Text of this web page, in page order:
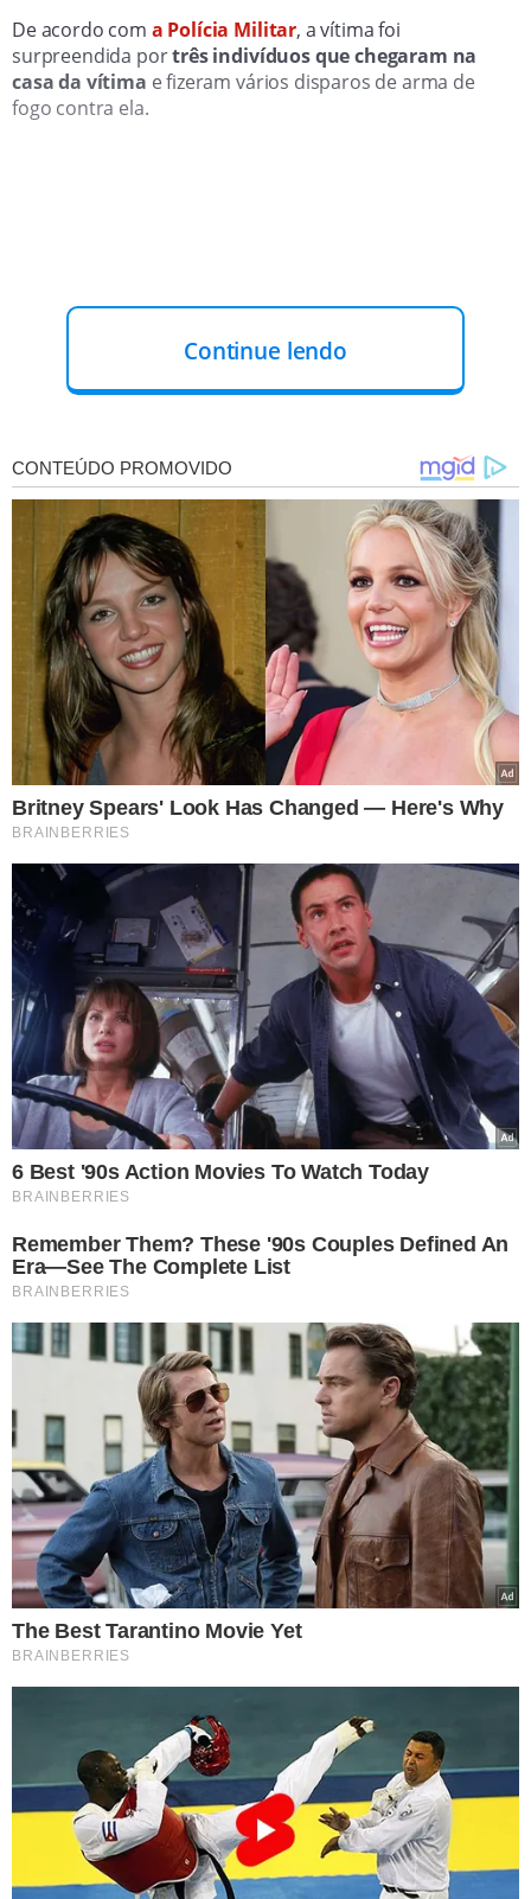
De acordo com a Polícia Militar, a vítima foi
surpreendida portrês indivíduos que chegaram na
casa da vítima e fizeram vários disparos de arma de
fogo contra ela.
Maria dos Milagres foi executada com vários tiros no litoral do Piauí - Foto:
Reprodução/Click Parnaíba
A comerciante não resistiu aos ferimentos e morreu
ainda no local do crime.A motivação do crime ainda é
desconhecida. Os autores fugiram e ainda não foram
A Polícia Militar isolou o local até a chegada da perícia. O
corpo foi removido pelos funcionários do Instituto de
Medicina Legal (IML).
O caso será investigado pelaPolícia Civil do Piauí.
Continue lendo